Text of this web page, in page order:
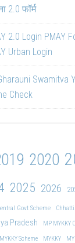
2.0 फॉर्म
2.0 Login PMAY
Urban Login
Swamitva
Check
2020
2025 2026
Govt Scheme
Pradesh
MP MYKKY
Scheme MYKKY